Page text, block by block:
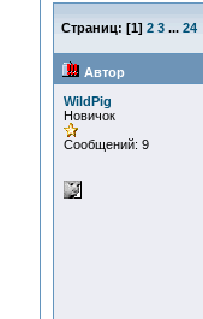
Страниц: [1] 2 3 ... 24
Автор
WildPig
Новичок
Сообщений: 9